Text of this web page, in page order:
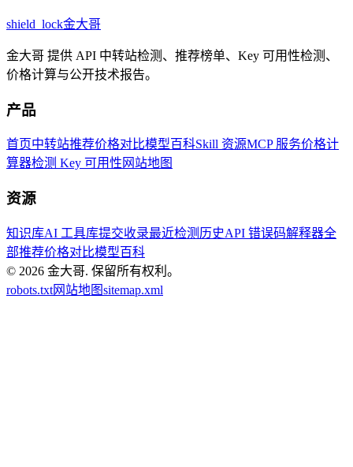
shield_lock金大哥
金大哥 提供 API 中转站检测、推荐榜单、Key 可用性检测、
价格计算与公开技术报告。
产品
首页中转站推荐价格对比模型百科Skill 资源MCP 服务价格计
算器检测 Key 可用性 网站地图
资源
知识库AI 工具库提交收录最近检测历史API 错误码解释器全
部推荐价格对比模型百科
© 2026 金大哥. 保留所有权利。
robots.txt网站地图sitemap.xml